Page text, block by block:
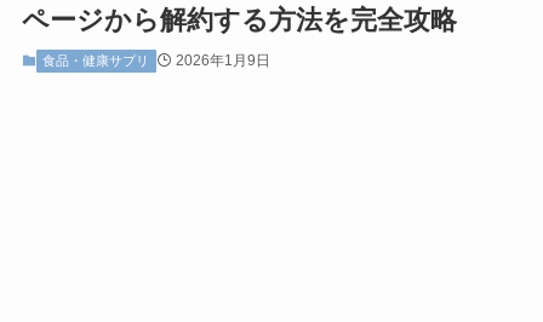
ページから解約する方法を完全攻略
食品・健康サプリ 2026年1月9日